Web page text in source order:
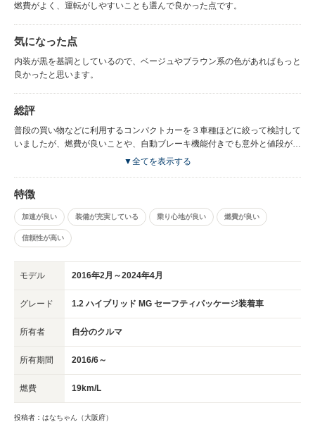
燃費がよく、運転がしやすいことも選んで良かった点です。
気になった点
内装が黒を基調としているので、ベージュやブラウン系の色があればもっと
良かったと思います。
総評
普段の買い物などに利用するコンパクトカーを３車種ほどに絞って検討して
いましたが、燃費が良いことや、自動ブレーキ機能付きでも意外と値段が上
がらなかった点がポイントになりました。 また、新車種ということでデザ
ました。 車体はコンパクトですが、それに対して室内は広く感じられ、荷
物も乗せやすいです。荷室に荷物を載せる時、簡単に後部座席が前後にスラ
イドできるのは便利で使い勝手がよいと思います。 荷室に大きな荷物を載
せるため、後部座席を一番前にスライドさせた状態だと、後ろの人の足元が
かなり狭くなってしまいますが、車体のサイズから仕方ないかと思います。
あまりスピードは出さない方なので走行性能の評価は難しいのですが、急な
上り坂でもしんどくなさそうに登ってくれます。コンパクトなので運転もし
やすく苦手な車庫入れも家族所有のセダンより随分と楽です。 全体として
目立った不満はなく、安全面での装備が充実しているので、これからも安心
して乗り続けられそうです。
▼全てを表示する
特徴
加速が良い 装備が充実している 乗り心地が良い 燃費が良い
信頼性が高い
モデル 2016年2月～2024年4月
グレード 1.2 ハイブリッド MG セーフティパッケージ装着車
所有者 自分のクルマ
所有期間 2016/6～
燃費 19km/L
投稿者：はなちゃん（大阪府）